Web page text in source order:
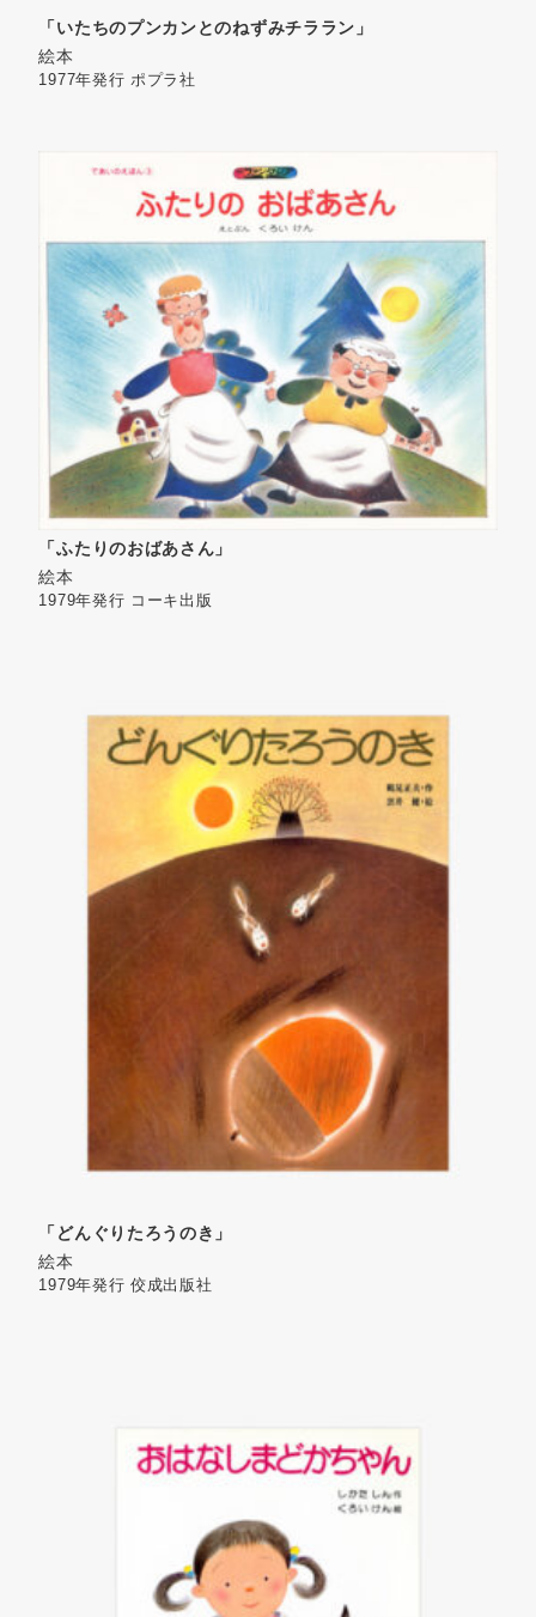
「いたちのプンカンとのねずみチララン」
絵本
1977年発行 ポプラ社
「ふたりのおばあさん」
絵本
1979年発行 コーキ出版
「どんぐりたろうのき」
絵本
1979年発行 佼成出版社